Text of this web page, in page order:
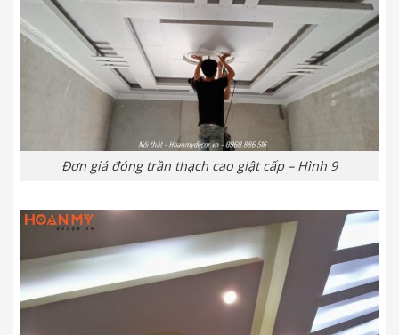
Đơn giá đóng trần thạch cao giật cấp – Hình 9